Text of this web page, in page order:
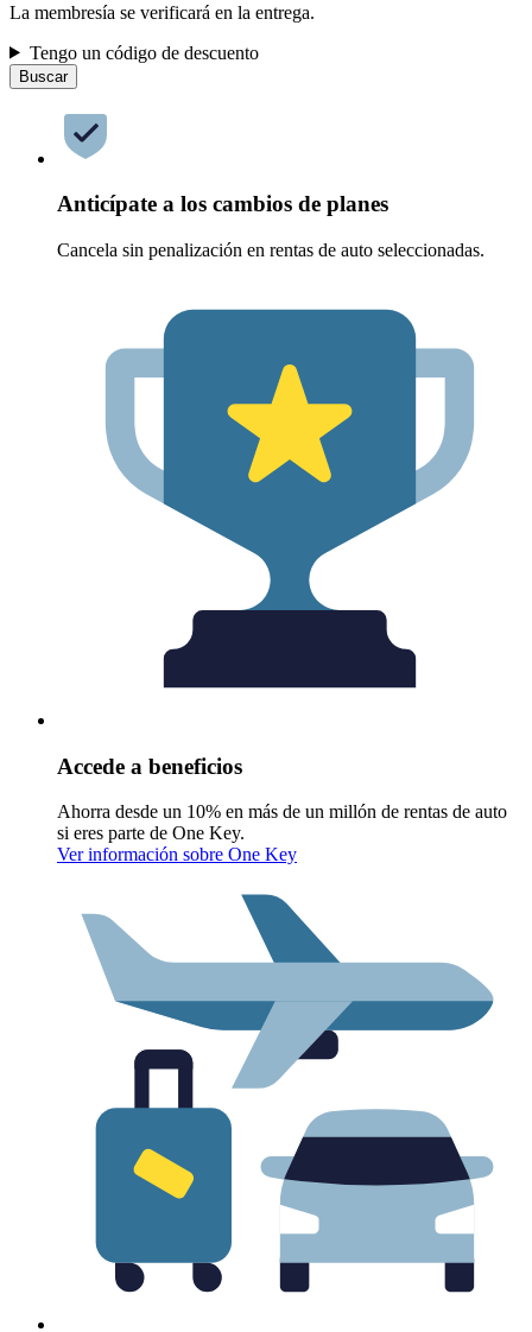
La membresía se verificará en la entrega.
Tengo un código de descuento
Buscar
Anticípate a los cambios de planes
Cancela sin penalización en rentas de auto seleccionadas.
Accede a beneficios
Ahorra desde un 10% en más de un millón de rentas de auto
si eres parte de One Key.
Ver información sobre One Key